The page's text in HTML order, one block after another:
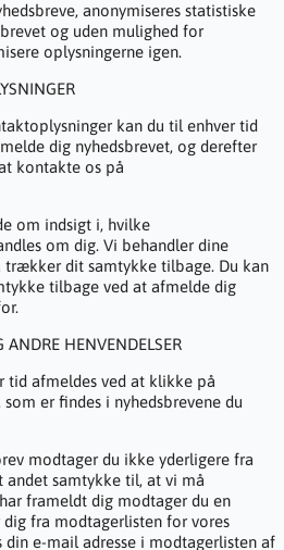
anonymiseres statistiske
og uden mulighed for
oplysningerne igen.
kan du til enhver tid
dig nyhedsbrevet, og derefter
kontakte os på
om indsigt i, hvilke
om dig. Vi behandler dine
trækker dit samtykke tilbage. Du kan
tilbage ved at afmelde dig
ANDRE HENVENDELSER
tid afmeldes ved at klikke på
er findes i nyhedsbrevene du
modtager du ikke yderligere fra
andet samtykke til, at vi må
frameldt dig modtager du en
fra modtagerlisten for vores
din e-mail adresse i modtagerlisten af